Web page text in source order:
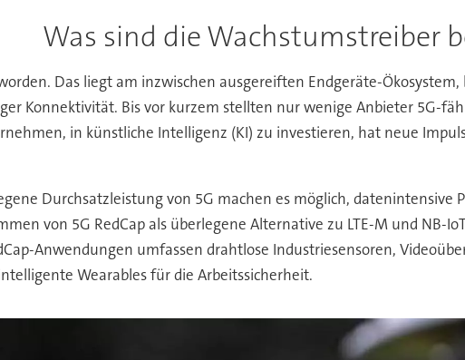
Was sind die Wachstumstreiber
Das liegt am inzwischen ausgereiften Endgeräte-
Konnektivität. Bis vor kurzem stellten nur wenige Anbieter 5G-
in künstliche Intelligenz (KI) zu investieren, hat neue
Durchsatzleistung von 5G machen es möglich, datenintensive
von 5G RedCap als überlegene Alternative zu LTE-M und
Anwendungen umfassen drahtlose Industriesensoren,
Wearables für die Arbeitssicherheit.